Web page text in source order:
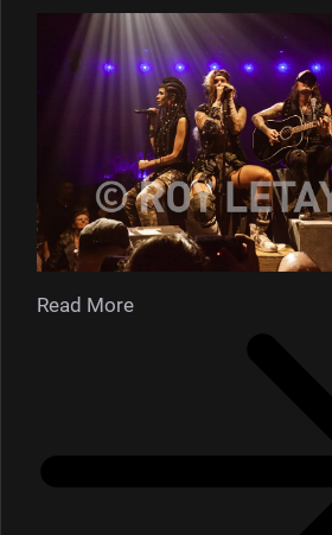
Read More